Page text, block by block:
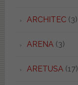
ARCHITEC(3)
ARENA (3)
ARETUSA (17)